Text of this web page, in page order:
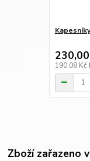
190,08 Kč
Zboží zařazeno